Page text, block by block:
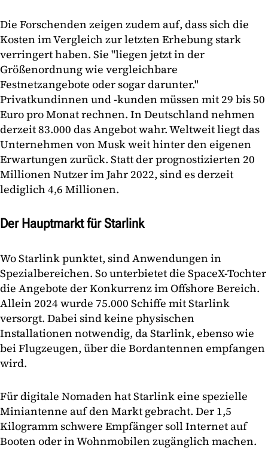
Die Forschenden zeigen zudem auf, dass sich die
Kosten im Vergleich zur letzten Erhebung stark
verringert haben. Sie "liegen jetzt in der
Größenordnung wie vergleichbare
Festnetzangebote oder sogar darunter."
Privatkundinnen und -kunden müssen mit 29 bis 50
Euro pro Monat rechnen. In Deutschland nehmen
derzeit 83.000 das Angebot wahr. Weltweit liegt das
Unternehmen von Musk weit hinter den eigenen
Erwartungen zurück. Statt der prognostizierten 20
Millionen Nutzer im Jahr 2022, sind es derzeit
lediglich 4,6 Millionen.
Der Hauptmarkt für Starlink
Wo Starlink punktet, sind Anwendungen in
Spezialbereichen. So unterbietet die SpaceX-Tochter
die Angebote der Konkurrenz im Offshore Bereich.
Allein 2024 wurde 75.000 Schiffe mit Starlink
versorgt. Dabei sind keine physischen
Installationen notwendig, da Starlink, ebenso wie
bei Flugzeugen, über die Bordantennen empfangen
wird.
Für digitale Nomaden hat Starlink eine spezielle
Miniantenne auf den Markt gebracht. Der 1,5
Kilogramm schwere Empfänger soll Internet auf
Booten oder in Wohnmobilen zugänglich machen.